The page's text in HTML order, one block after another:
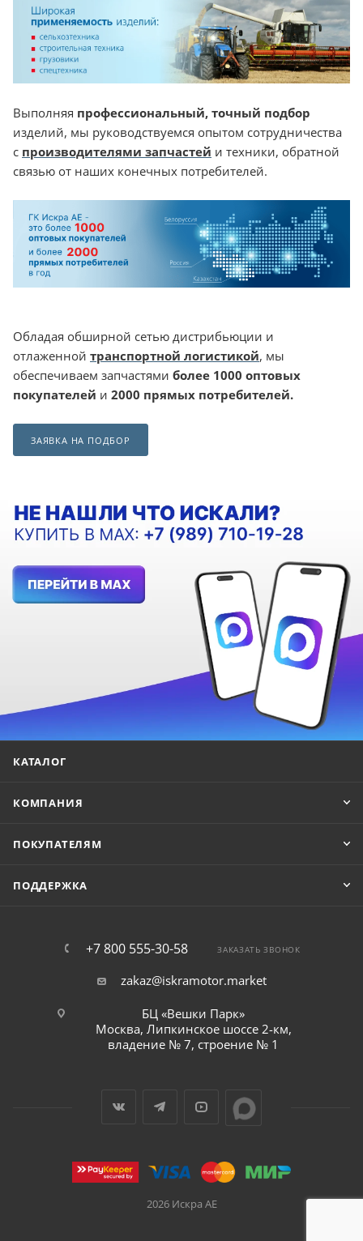
Выполняя профессиональный, точный подбор
изделий, мы руководствуемся опытом сотрудничества
с производителями запчастей и техники, обратной
связью от наших конечных потребителей.
Обладая обширной сетью дистрибьюции и
отлаженной транспортной логистикой, мы
обеспечиваем запчастями более 1000 оптовых
покупателей и 2000 прямых потребителей.
ЗАЯВКА НА ПОДБОР
КАТАЛОГ
КОМПАНИЯ
ПОКУПАТЕЛЯМ
ПОДДЕРЖКА
+7 800 555-30-58 ЗАКАЗАТЬ ЗВОНОК
zakaz@iskramotor.market
БЦ «Вешки Парк»
Москва, Липкинское шоссе 2-км,
владение № 7, строение № 1
2026 Искра АЕ